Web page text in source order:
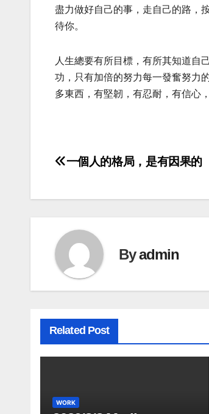
盡力做好自己的事，走自己的路，
待你。
人生總要有所目標，有所其知道自
功，只有加倍的努力每一發奮努力
多東西，有堅韌，有忍耐，有信心
Post
一個人的格局，是有因果的
Byadmin
Related Post
WORK